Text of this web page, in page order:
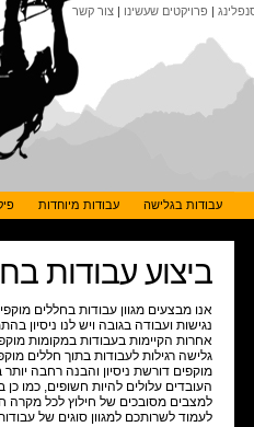
| פרויקטים שעשינו | צור קשר
עבודות בגלישה עבודות מיוחדות
ביצוע עבודות
אנו מבצעים מגוון עבודות בחללים
נגישות ועבודה בגובה ויש לנו ניסיון
אחרות הקיימות בעבודות במקומות
גלישה רגילות לעבודות בתוך חללים
מוקפים דורשת ניסיון והבנה רחבה יותר
העובדים עלולים להיות חשופים, כמו כן
למצבים מסובכים של חילוץ לכל
לעמוד לשרותכם למגוון סוגים של